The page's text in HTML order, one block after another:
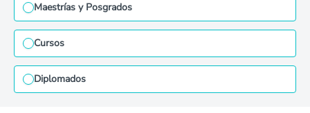
Maestrías y Posgrados
Cursos
Diplomados